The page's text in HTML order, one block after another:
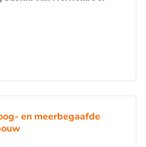
en meerbegaafde